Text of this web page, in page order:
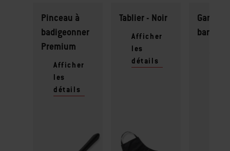
Pinceau à
badigeonner
Premium
Afficher
les
détails
Tablier - Noir
Afficher
les
détails
Gant de